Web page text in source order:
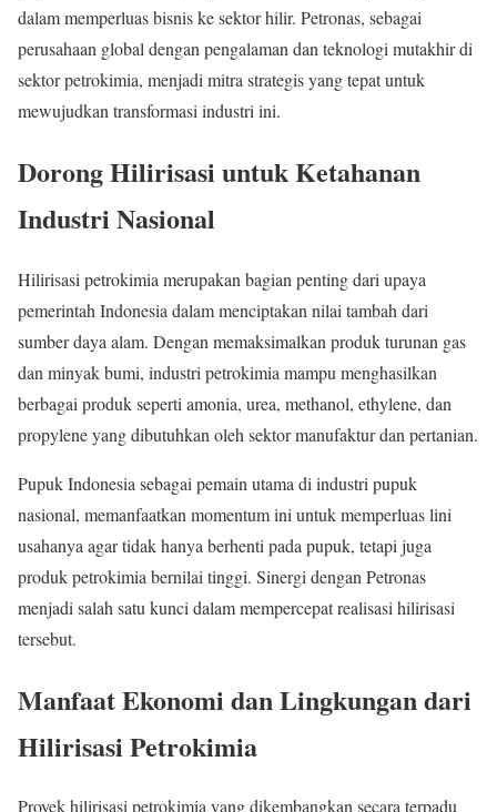
dalam memperluas bisnis ke sektor hilir. Petronas, sebagai
perusahaan global dengan pengalaman dan teknologi mutakhir di
sektor petrokimia, menjadi mitra strategis yang tepat untuk
mewujudkan transformasi industri ini.
Dorong Hilirisasi untuk Ketahanan
Industri Nasional
Hilirisasi petrokimia merupakan bagian penting dari upaya
pemerintah Indonesia dalam menciptakan nilai tambah dari
sumber daya alam. Dengan memaksimalkan produk turunan gas
dan minyak bumi, industri petrokimia mampu menghasilkan
berbagai produk seperti amonia, urea, methanol, ethylene, dan
propylene yang dibutuhkan oleh sektor manufaktur dan pertanian.
Pupuk Indonesia sebagai pemain utama di industri pupuk
nasional, memanfaatkan momentum ini untuk memperluas lini
usahanya agar tidak hanya berhenti pada pupuk, tetapi juga
produk petrokimia bernilai tinggi. Sinergi dengan Petronas
menjadi salah satu kunci dalam mempercepat realisasi hilirisasi
tersebut.
Manfaat Ekonomi dan Lingkungan dari
Hilirisasi Petrokimia
Proyek hilirisasi petrokimia yang dikembangkan secara terpadu